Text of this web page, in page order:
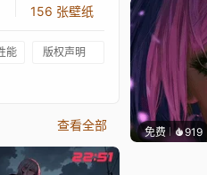
156 张壁纸
能 版权声明
查看全部 免费 919